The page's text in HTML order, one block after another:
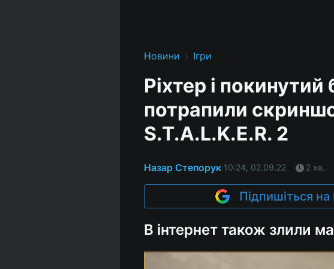
Новини › Ігри
Ріхтер і
потрапили
S.T.A.L.K.E.R. 2
Назар Степорук 10:24, 02.09.22 2 хв.
Підпишіться
В інтернет також злили